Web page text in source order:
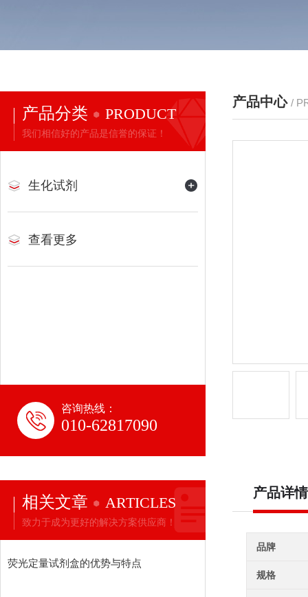
产品分类 PRODUCT
我们相信好的产品是信誉的保证！
生化试剂
查看更多
咨询热线：
010-62817090
相关文章 ARTICLES
致力于成为更好的解决方案供应商！
荧光定量试剂盒的优势与特点
产品中心 /
产品详情
品牌
规格